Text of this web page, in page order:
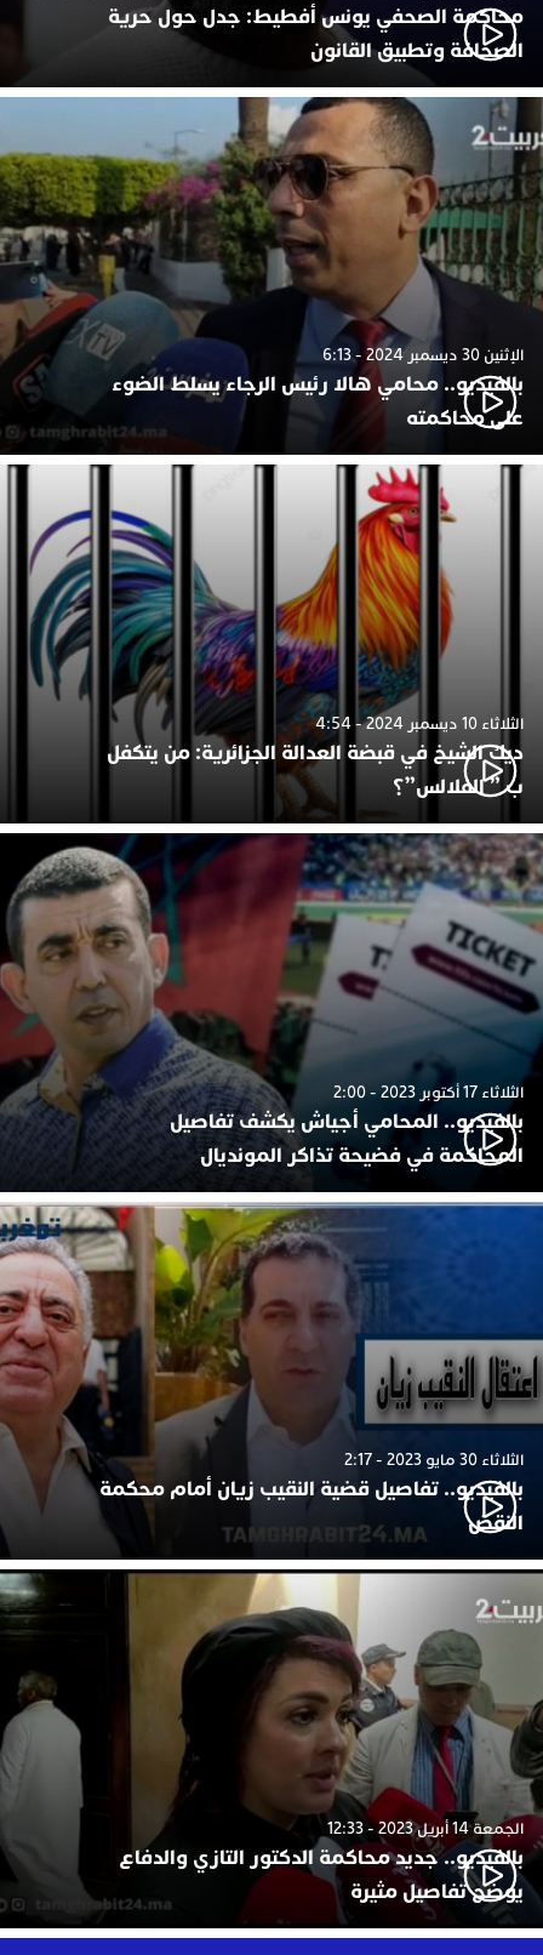
محاكمة الصحفي يونس أفطيط: جدل حول حرية
الصحافة وتطبيق القانون
الإثنين 30 ديسمبر 2024 - 6:13
بالفيديو.. محامي هالا رئيس الرجاء يسلط الضوء
على محاكمته
الثلاثاء 10 ديسمبر 2024 - 4:54
ديك الشيخ في قبضة العدالة الجزائرية: من يتكفل
ب ” الفلالس”؟
الثلاثاء 17 أكتوبر 2023 - 2:00
بالفيديو.. المحامي أجياش يكشف تفاصيل
المحاكمة في فضيحة تذاكر المونديال
الثلاثاء 30 مايو 2023 - 2:17
بالفيديو.. تفاصيل قضية النقيب زيان أمام محكمة
النقض
الجمعة 14 أبريل 2023 - 12:33
بالفيديو.. جديد محاكمة الدكتور التازي والدفاع
يوضح تفاصيل مثيرة